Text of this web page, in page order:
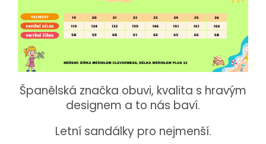
Španělská značka obuvi, kvalita s hravým
designem a to nás baví.
Letní sandálky pro nejmenší.